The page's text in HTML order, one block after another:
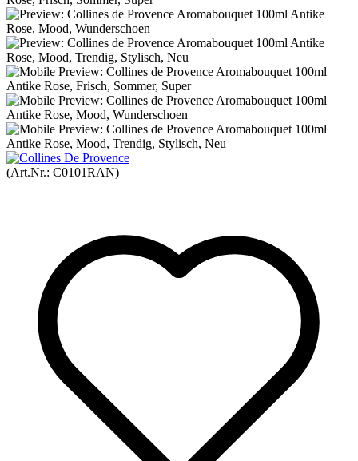
(Art.Nr.: C0101RAN)